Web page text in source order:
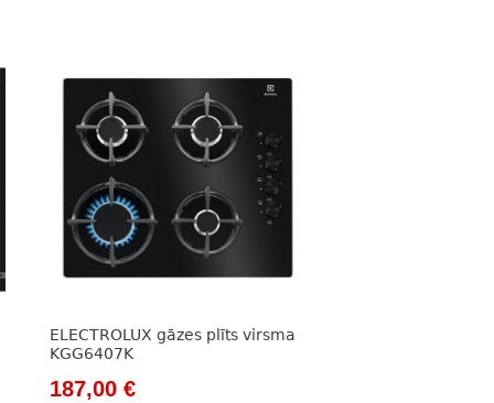
ELECTROLUX gāzes plīts virsma
KGG6407K
Original
187,00€Current